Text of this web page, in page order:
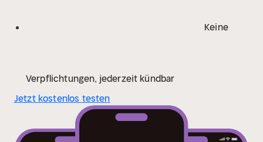
Keine
Verpflichtungen, jederzeit kündbar
Jetzt kostenlos testen